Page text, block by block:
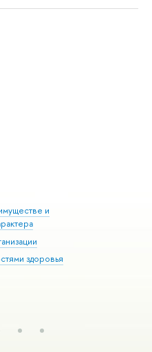
и
здоровья